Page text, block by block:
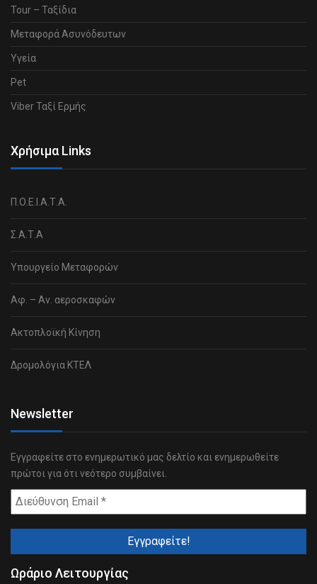
Tour – Ταξίδια
Μεταφορά Ασυνόδευτων
Υγεία
Pet
Viber Ταξί Ερμής
Χρήσιμα Links
Π.Ο.Ε.Ι.Α.Τ.Α.
Σ.Α.Τ.Α
Υπουργείο Μεταφορών
Αφ. – Αν. αεροσκαφών
Ακτοπλοϊκή Κίνηση
Δρομολόγια ΚΤΕΛ
Newsletter
Εγγραφείτε στο ενημερωτικό μας δελτίο και ενημερωθείτε
πρώτοι για ότι νεότερο συμβαίνει.
Ωράριο Λειτουργίας